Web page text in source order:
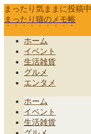
まったり気ままに投稿中
まったり猫のメモ帳
ホーム
イベント
生活雑貨
グルメ
エンタメ
ホーム
イベント
生活雑貨